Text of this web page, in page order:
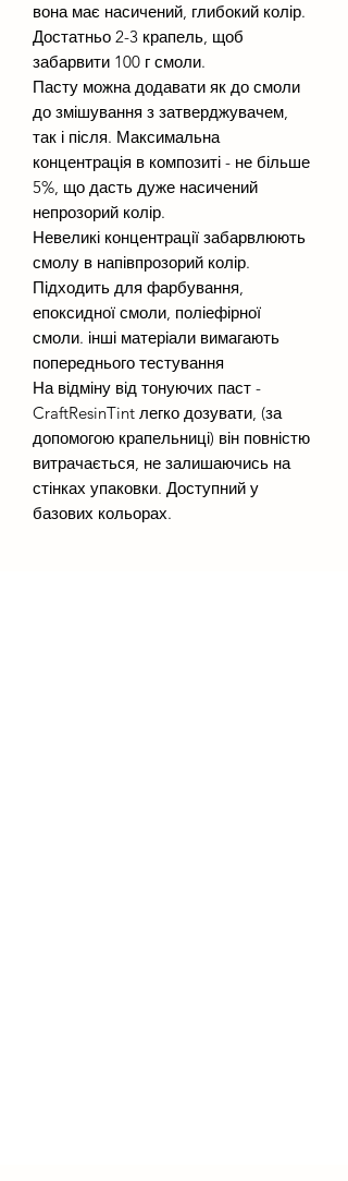
вона має насичений, глибокий колір.
Достатньо 2-3 крапель, щоб
забарвити 100 г смоли.
Пасту можна додавати як до смоли
до змішування з затверджувачем,
так і після. Максимальна
концентрація в композиті - не більше
5%, що дасть дуже насичений
непрозорий колір.
Невеликі концентрації забарвлюють
смолу в напівпрозорий колір.
Підходить для фарбування,
епоксидної смоли, поліефірної
смоли. інші матеріали вимагають
попереднього тестування
На відміну від тонуючих паст -
CraftResinTint легко дозувати, (за
допомогою крапельниці) він повністю
витрачається, не залишаючись на
стінках упаковки. Доступний у
базових кольорах.